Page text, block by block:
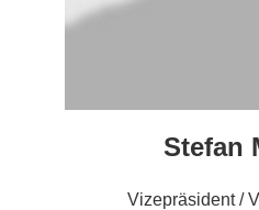
Stefan
Vizepräsident /